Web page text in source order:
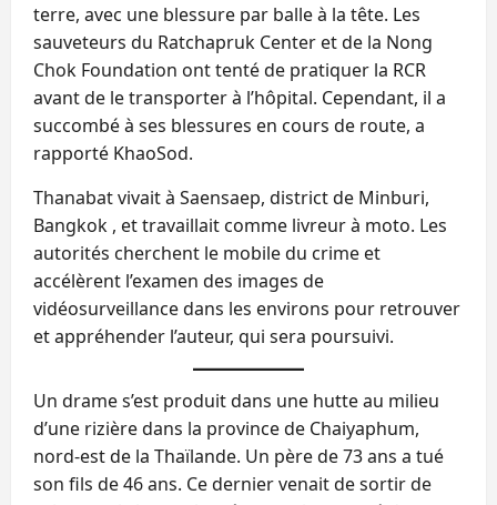
terre, avec une blessure par balle à la tête. Les
sauveteurs du Ratchapruk Center et de la Nong
Chok Foundation ont tenté de pratiquer la RCR
avant de le transporter à l’hôpital. Cependant, il a
succombé à ses blessures en cours de route, a
rapporté KhaoSod.
Thanabat vivait à Saensaep, district de Minburi,
Bangkok , et travaillait comme livreur à moto. Les
autorités cherchent le mobile du crime et
accélèrent l’examen des images de
vidéosurveillance dans les environs pour retrouver
et appréhender l’auteur, qui sera poursuivi.
Un drame s’est produit dans une hutte au milieu
d’une rizière dans la province de Chaiyaphum,
nord-est de la Thaïlande. Un père de 73 ans a tué
son fils de 46 ans. Ce dernier venait de sortir de